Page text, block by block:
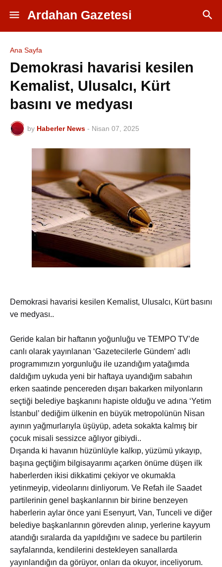
Ardahan Gazetesi
Ana Sayfa
Demokrasi havarisi kesilen
Kemalist, Ulusalcı, Kürt
basını ve medyası
by Haberler News - Nisan 07, 2025
Demokrasi havarisi kesilen Kemalist, Ulusalcı, Kürt basını
ve medyası..
Geride kalan bir haftanın yoğunluğu ve TEMPO TV’de
canlı olarak yayınlanan ‘Gazetecilerle Gündem’ adlı
programımızın yorgunluğu ile uzandığım yatağımda
daldığım uykuda yeni bir haftaya uyandığım sabahın
erken saatinde pencereden dışarı bakarken milyonların
seçtiği belediye başkanını hapiste olduğu ve adına ‘Yetim
İstanbul’ dediğim ülkenin en büyük metropolünün Nisan
ayının yağmurlarıyla üşüyüp, adeta sokakta kalmış bir
çocuk misali sessizce ağlıyor gibiydi..
Dışarıda ki havanın hüzünlüyle kalkıp, yüzümü yıkayıp,
başına geçtiğim bilgisayarımı açarken önüme düşen ilk
haberlerden ikisi dikkatimi çekiyor ve okumakla
yetinmeyip, videolarını dinliyorum. Ve Refah ile Saadet
partilerinin genel başkanlarının bir birine benzeyen
haberlerin aylar önce yani Esenyurt, Van, Tunceli ve diğer
belediye başkanlarının görevden alınıp, yerlerine kayyum
atandığı sıralarda da yapıldığını ve sadece bu partilerin
sayfalarında, kendilerini destekleyen sanallarda
yayınlandığın da görüyor, onları da okuyor, inceliyorum.